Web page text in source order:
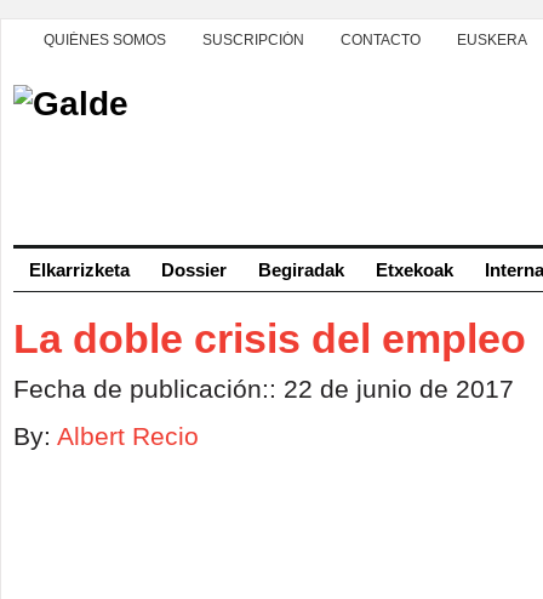
QUIÉNES SOMOS SUSCRIPCIÓN CONTACTO EUSKERA
Elkarrizketa Dossier Begiradak Etxekoak
La doble crisis del empleo
Fecha de publicación:: 22 de junio de 2017
By: Albert Recio